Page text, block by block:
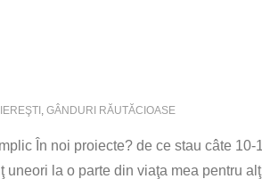
, GÂNDURI RĂUTĂCIOASE
În noi proiecte? de ce stau câte
la o parte din viaţa mea pentru